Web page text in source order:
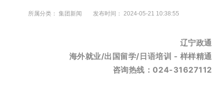
所属分类： 集团新闻 发布时间： 2024-05-21 10:38:55
辽宁政通
海外就业/出国留学/日语培训 - 样样精通
咨询热线：024-31627112